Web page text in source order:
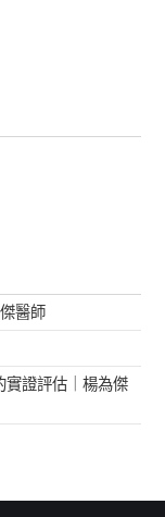
醫師
實證評估｜楊為傑